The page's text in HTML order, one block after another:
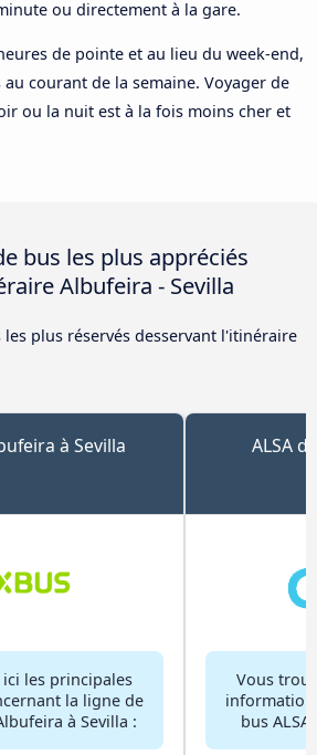
ou directement à la gare.
de pointe et au lieu du week-end,
courant de la semaine. Voyager de
ou la nuit est à la fois moins cher et
bus les plus appréciés
Albufeira - Sevilla
plus réservés desservant l'itinéraire
à Sevilla
les principales
la ligne de
à Sevilla :
ALSA
Vous
bus